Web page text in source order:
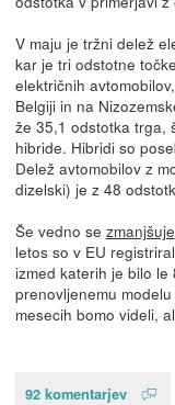
V maju je tržni delež
kar je tri odstotne
električnih
Belgiji in na
že 35,1 odstotka trga,
hibride. Hibridi so
Delež avtomobilov z
dizelski) je z 48
Še vedno se zmanjšuje
letos so v EU
izmed katerih je bilo
prenovljenemu
mesecih bomo videli,
92 komentarjev